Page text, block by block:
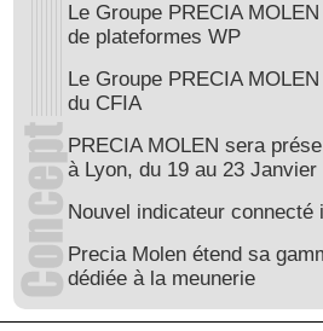
Le Groupe PRECIA
de plateformes WP
Le Groupe PRECIA
du CFIA
PRECIA MOLEN sera
à Lyon, du 19 au 23 Janvier
Nouvel indicateur connecté
Precia Molen étend sa
dédiée à la meunerie